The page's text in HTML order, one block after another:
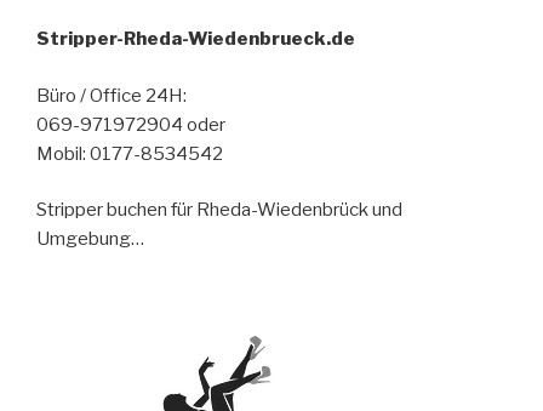
Stripper-Rheda-Wiedenbrueck.de
Büro / Office 24H:
069-971972904 oder
Mobil: 0177-8534542
Stripper buchen für Rheda-Wiedenbrück und
Umgebung…